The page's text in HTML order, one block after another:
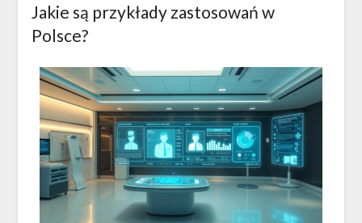
Jakie są przykłady zastosowań w
Polsce?